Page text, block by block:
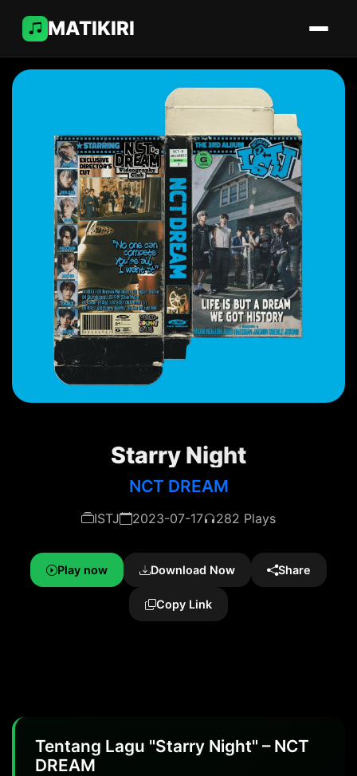
MATIKIRI
Starry Night
NCT DREAM
ISTJ 2023-07-17 282 Plays
Play now Download Now Share
Copy Link
Tentang Lagu "Starry Night" – NCT
DREAM